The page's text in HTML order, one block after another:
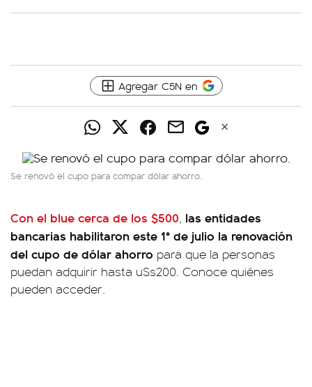
Agregar C5N en
Se renovó el cupo para compar dólar ahorro.
Con el blue cerca de los $500, las entidades
bancarias habilitaron este 1° de julio la renovación
del cupo de dólar ahorro para que la personas
puedan adquirir hasta u$s200. Conoce quiénes
pueden acceder.